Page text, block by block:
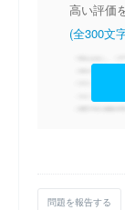
高い評価
(全300文
問題を報告する